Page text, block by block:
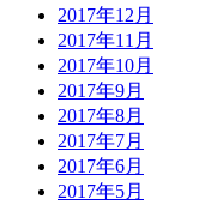
2017年12月
2017年11月
2017年10月
2017年9月
2017年8月
2017年7月
2017年6月
2017年5月